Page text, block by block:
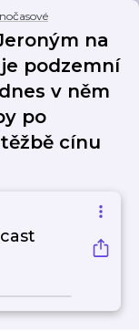
na
podzemní
v něm
po
cínu